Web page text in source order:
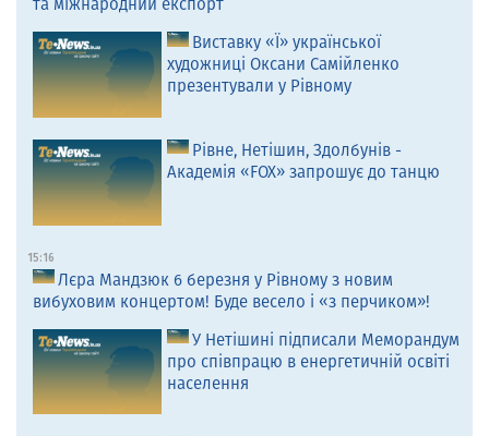
та міжнародний експорт
Виставку «Ї» української
художниці Оксани Самійленко
презентували у Рівному
Рівне, Нетішин, Здолбунів -
Академія «FOX» запрошує до танцю
15:16
Лєра Мандзюк 6 березня у Рівному з новим
вибуховим концертом! Буде весело і «з перчиком»!
У Нетішині підписали Меморандум
про співпрацю в енергетичній освіті
населення